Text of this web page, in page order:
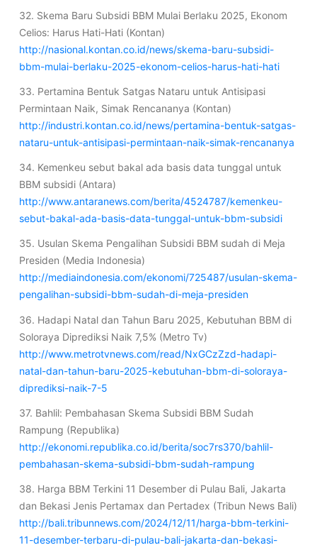
32. Skema Baru Subsidi BBM Mulai Berlaku 2025, Ekonom
Celios: Harus Hati-Hati (Kontan)
http://nasional.kontan.co.id/news/skema-baru-subsidi-
bbm-mulai-berlaku-2025-ekonom-celios-harus-hati-hati
33. Pertamina Bentuk Satgas Nataru untuk Antisipasi
Permintaan Naik, Simak Rencananya (Kontan)
http://industri.kontan.co.id/news/pertamina-bentuk-satgas-
nataru-untuk-antisipasi-permintaan-naik-simak-rencananya
34. Kemenkeu sebut bakal ada basis data tunggal untuk
BBM subsidi (Antara)
http://www.antaranews.com/berita/4524787/kemenkeu-
sebut-bakal-ada-basis-data-tunggal-untuk-bbm-subsidi
35. Usulan Skema Pengalihan Subsidi BBM sudah di Meja
Presiden (Media Indonesia)
http://mediaindonesia.com/ekonomi/725487/usulan-skema-
pengalihan-subsidi-bbm-sudah-di-meja-presiden
36. Hadapi Natal dan Tahun Baru 2025, Kebutuhan BBM di
Soloraya Diprediksi Naik 7,5% (Metro Tv)
http://www.metrotvnews.com/read/NxGCzZzd-hadapi-
natal-dan-tahun-baru-2025-kebutuhan-bbm-di-soloraya-
diprediksi-naik-7-5
37. Bahlil: Pembahasan Skema Subsidi BBM Sudah
Rampung (Republika)
http://ekonomi.republika.co.id/berita/soc7rs370/bahlil-
pembahasan-skema-subsidi-bbm-sudah-rampung
38. Harga BBM Terkini 11 Desember di Pulau Bali, Jakarta
dan Bekasi Jenis Pertamax dan Pertadex (Tribun News Bali)
http://bali.tribunnews.com/2024/12/11/harga-bbm-terkini-
11-desember-terbaru-di-pulau-bali-jakarta-dan-bekasi-